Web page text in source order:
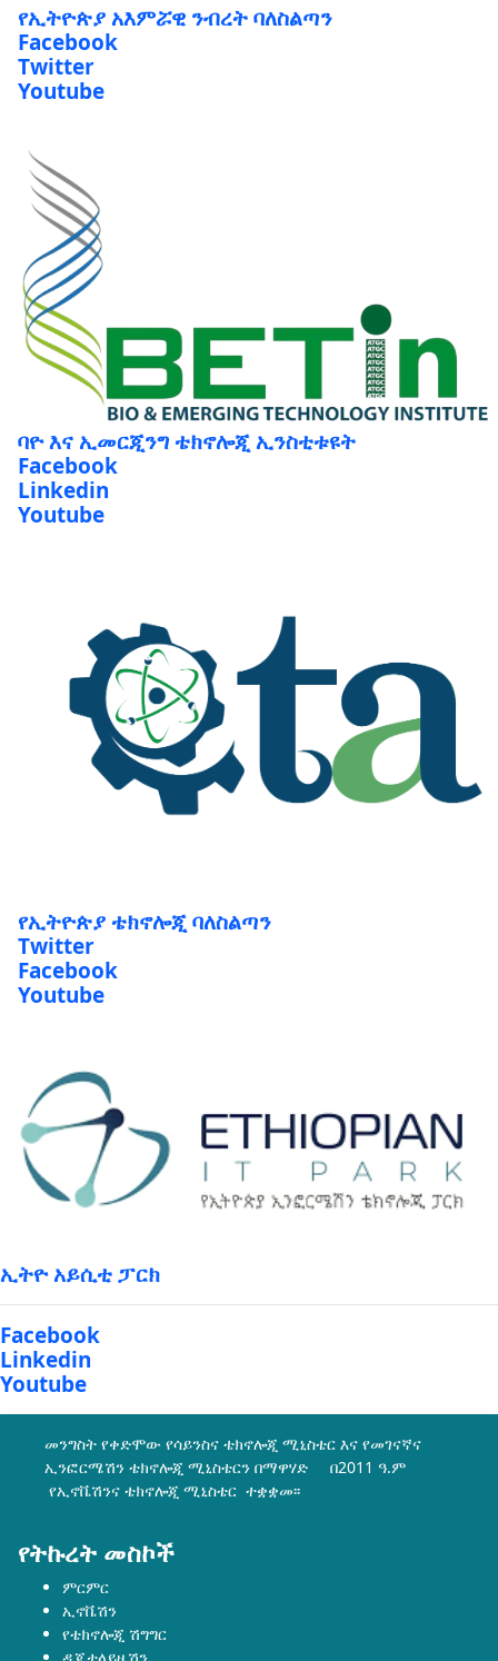
Facebook
Twitter
Youtube
ባዮ እና ኢመርጂንግ ቴክኖሎጂ ኢንስቲቱዩት
Facebook
Linkedin
Youtube
Twitter
Facebook
Youtube
Facebook
Linkedin
Youtube
መንግስት የቀድሞው የሳይንስና ቴክኖሎጂ ሚኒስቴር እና የመገናኛና
ኢንፎርሜሽን ቴክኖሎጂ ሚኒስቴርን በማዋሃድ በ2011 ዓ.ም
የኢኖቬሽንና ቴክኖሎጂ ሚኒስቴር ተቋቋመ፡፡
ምርምር
ኢኖቬሽን
የቴክኖሎጂ ሽግግር
ዲጂታላይዜሽን